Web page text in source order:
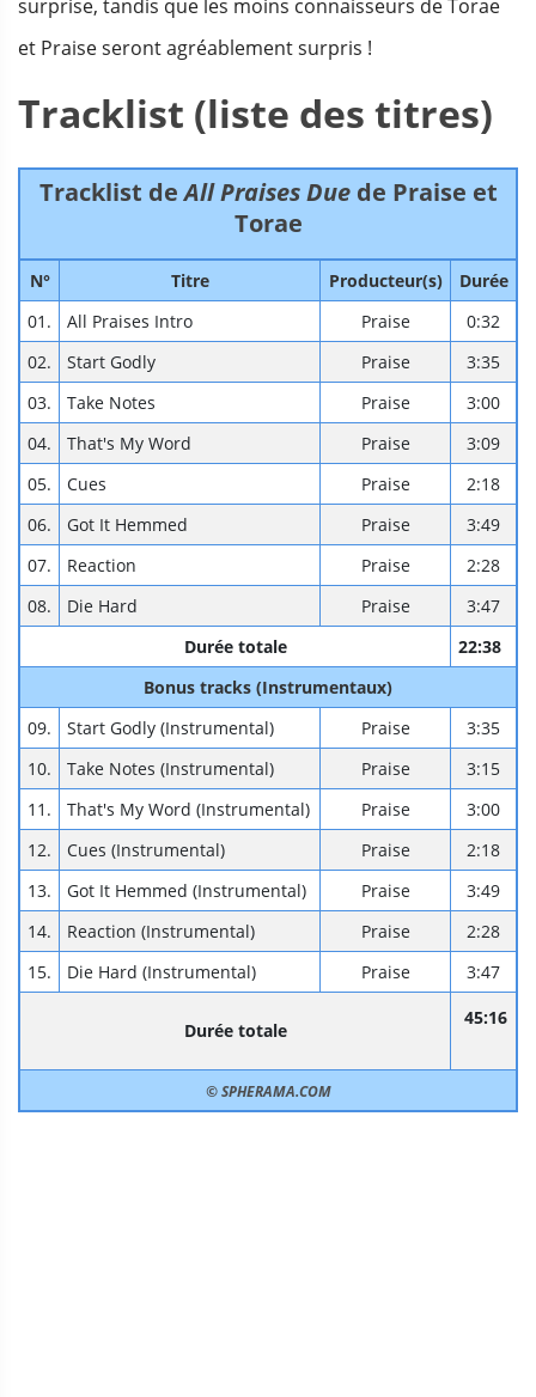
surprise, tandis que les moins connaisseurs de Torae
et Praise seront agréablement surpris !
Tracklist (liste des titres)
Tracklist deAll Praises Duede Praise et
Torae
N° Titre Producteur(s) Durée
© SPHERAMA.COM
01. All Praises Intro Praise
0:32
02.
Start Godly Praise
3:35
03.
Take Notes Praise
3:00
04.
That's My Word Praise
3:09
05.
Cues Praise
2:18
06.
Got It Hemmed Praise
3:49
07.
Reaction Praise
2:28
08.
Die Hard Praise
3:47
Durée totale
22:38
Bonus tracks (Instrumentaux)
09.
Start Godly (Instrumental) Praise
3:35
10.
Take Notes (Instrumental) Praise
3:15
11.
That's My Word (Instrumental) Praise
3:00
12.
Cues (Instrumental) Praise
2:18
13.
Got It Hemmed (Instrumental) Praise
3:49
14.
Reaction (Instrumental) Praise
2:28
15.
Die Hard (Instrumental) Praise 3:47
Durée totale
45:16